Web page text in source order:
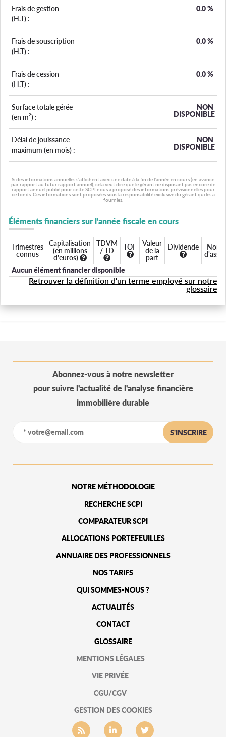
Frais de gestion
(H.T) :
0.0%
Frais de souscription
(H.T) :
0.0%
Frais de cession
(H.T) :
0.0%
Surface totale gérée
(en m²) :
NON
DISPONIBLE
Délai de jouissance
maximum (en mois) :
NON
DISPONIBLE
Si des informations annuelles s'affichent avec une date à la fin de l'année en cours (en avance
par rapport au futur rapport annuel), cela veut dire que le gérant ne disposant pas encore de
rapport annuel publié pour cette SCPI nous a proposé des informations prévisionnelles pour
ce fonds. Ces informations sont proposées sous la responsabilité exclusive du gérant qui les a
fournies.
Éléments financiers sur l'année fiscale en cours
Trimestres
connus
Capitalisation
(en millions
d'euros)
TDVM
/ TD
TOF
Valeur
de la
part
Dividende
Aucun élément financier disponible
Retrouver la définition d'un terme employé sur notre
glossaire
Abonnez-vous à notre newsletter
pour suivre l'actualité de l'analyse financière
immobilière durable
S'INSCRIRE
NOTRE MÉTHODOLOGIE
RECHERCHE SCPI
COMPARATEUR SCPI
ALLOCATIONS PORTEFEUILLES
ANNUAIRE DES PROFESSIONNELS
NOS TARIFS
QUI SOMMES-NOUS ?
ACTUALITÉS
CONTACT
GLOSSAIRE
MENTIONS LÉGALES
VIE PRIVÉE
CGU/CGV
GESTION DES COOKIES